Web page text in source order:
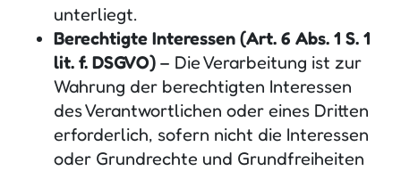
unterliegt.
Berechtigte Interessen (Art. 6 Abs. 1 S. 1
lit. f. DSGVO) – Die Verarbeitung ist zur
Wahrung der berechtigten Interessen
des Verantwortlichen oder eines Dritten
erforderlich, sofern nicht die Interessen
oder Grundrechte und Grundfreiheiten